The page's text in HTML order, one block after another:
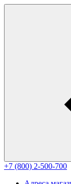
+7 (800) 2-500-700